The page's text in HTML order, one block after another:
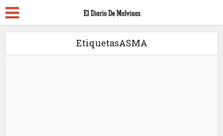
EtiquetasASMA